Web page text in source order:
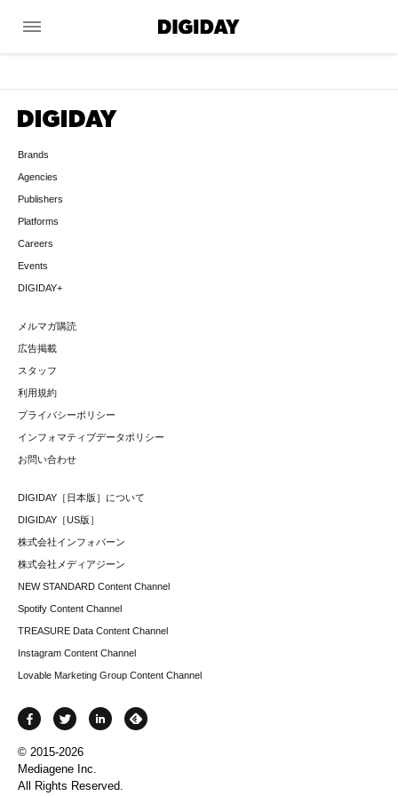
menu
Brands
Agencies
Publishers
Platforms
Careers
Events
DIGIDAY+
メルマガ購読
広告掲載
スタッフ
利用規約
プライバシーポリシー
インフォマティブデータポリシー
お問い合わせ
DIGIDAY［日本版］について
DIGIDAY［US版］
株式会社インフォバーン
株式会社メディアジーン
NEW STANDARD Content Channel
Spotify Content Channel
TREASURE Data Content Channel
Instagram Content Channel
Lovable Marketing Group Content Channel
© 2015-2026
Mediagene Inc.
All Rights Reserved.